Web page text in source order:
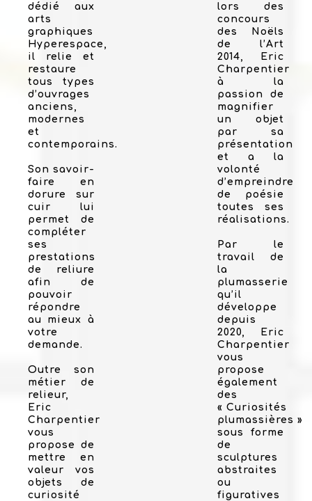
dédié aux
arts
graphiques
Hyperespace,
il relie et
restaure
tous types
d’ouvrages
anciens,
modernes
et
contemporains.
Son savoir-
faire en
dorure sur
cuir lui
permet de
compléter
ses
prestations
de reliure
afin de
pouvoir
répondre
au mieux à
votre
demande.
Outre son
métier de
relieur,
Eric
Charpentier
vous
propose de
mettre en
valeur vos
objets de
curiosité
lors des
concours
des Noëls
de l’Art
2014, Eric
Charpentier
à la
passion de
magnifier
un objet
par sa
présentation
et a la
volonté
d’empreindre
de poésie
toutes ses
réalisations.
Par le
travail de
la
plumasserie
qu’il
développe
depuis
2020, Eric
Charpentier
vous
propose
également
des
« Curiosités
plumassières »
sous forme
de
sculptures
abstraites
ou
figuratives